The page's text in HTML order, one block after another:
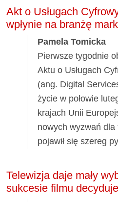
Akt o Usługach
wpłynie na branżę
Pamela Tomicka
Pierwsze tygodnie
Aktu o Usługach
(ang. Digital
życie w połowie
krajach Unii
nowych wyzwań
pojawił się szereg
Telewizja daje mały
sukcesie filmu